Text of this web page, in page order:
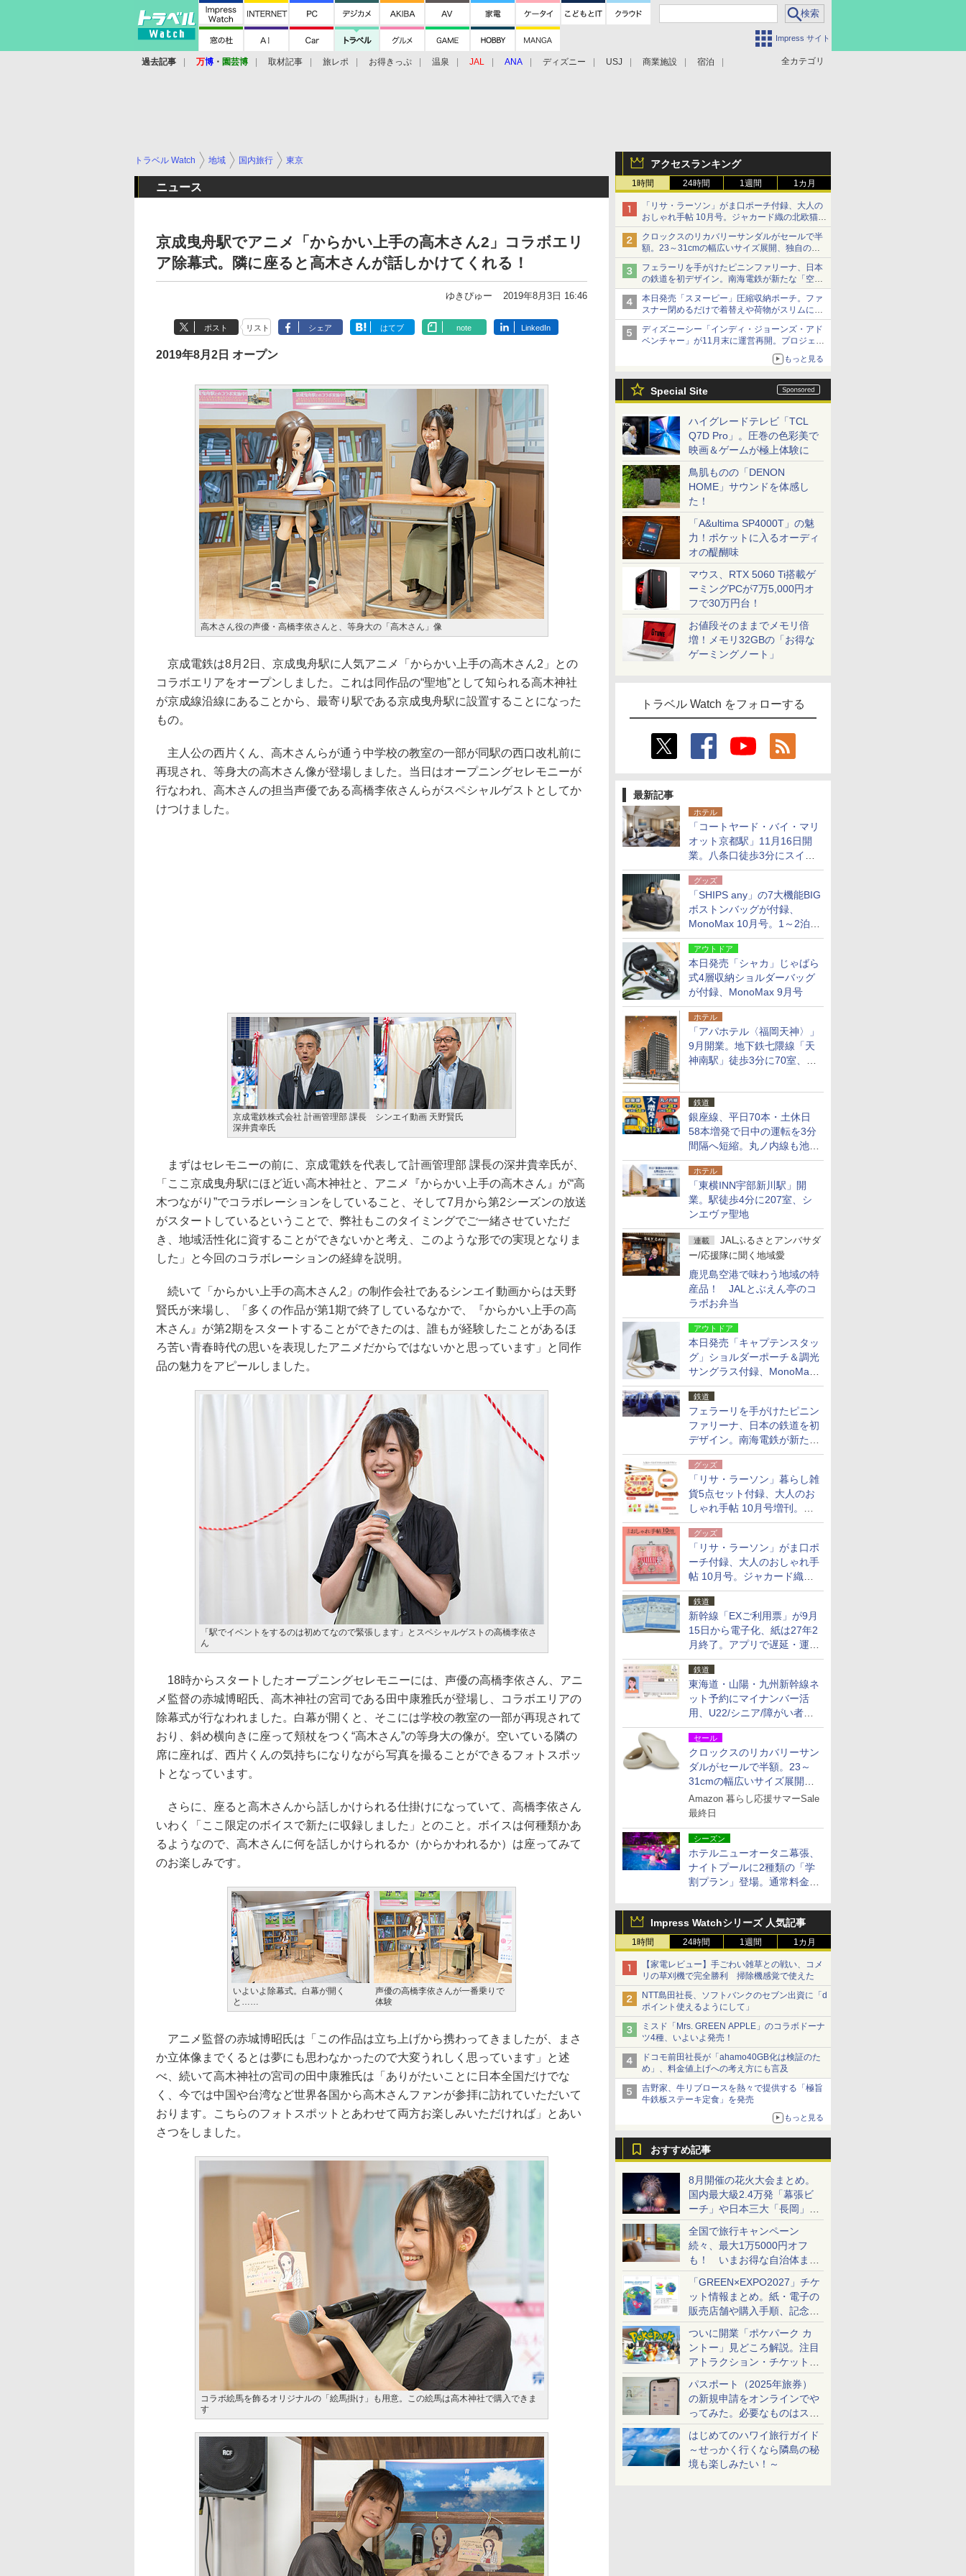
Impress サイト
全カテゴリ
過去記事 万博 ・ 園芸博 取材記事 旅レポ お得きっぷ 温泉 JAL ANA ディズニー USJ 商業施設 宿泊
アクセスランキング
1時間 24時間 1週間 1カ月
「リサ・ラーソン」がま口ポーチ付録、大人の
おしゃれ手帖 10月号。ジャカード織の北欧猫デ
ザイン
クロックスのリカバリーサンダルがセールで半
額。23～31cmの幅広いサイズ展開、独自のク
ッション素材を採用
フェラーリを手がけたピニンファリーナ、日本
の鉄道を初デザイン。南海電鉄が新たな「空港
特急」をなにわ筋線へ導入
本日発売「スヌーピー」圧縮収納ポーチ。ファ
スナー閉めるだけで着替えや荷物がスリムにま
とまる
ディズニーシー「インディ・ジョーンズ・アド
ベンチャー」が11月末に運営再開。プロジェク
ションマッピングを追加、DPAは1500円
もっと見る
Special Site
ハイグレードテレビ「TCL
Q7D Pro」。圧巻の色彩美で
映画＆ゲームが極上体験に
鳥肌ものの「DENON
HOME」サウンドを体感し
た！
「A&ultima SP4000T」の魅
力！ポケットに入るオーディ
オの醍醐味
マウス、RTX 5060 Ti搭載ゲ
ーミングPCが7万5,000円オ
フで30万円台！
お値段そのままでメモリ倍
増！メモリ32GBの「お得な
ゲーミングノート」
トラベル Watch をフォローする
最新記事
ホテル
「コートヤード・バイ・マリ
オット京都駅」11月16日開
業。八条口徒歩3分にスイー
ト含む全270室、ダイニング
も併設
グッズ
「SHIPS any」の7大機能BIG
ボストンバッグが付録、
MonoMax 10月号。1～2泊の
荷物、キャリーオンも可能
アウトドア
本日発売「シャカ」じゃばら
式4層収納ショルダーバッグ
が付録、MonoMax 9月号
ホテル
「アパホテル〈福岡天神〉」
9月開業。地下鉄七隈線「天
神南駅」徒歩3分に70室、エ
鉄道
銀座線、平日70本・土休日
58本増発で日中の運転を3分
間隔へ短縮。丸ノ内線も池袋
～中野坂上を4分間隔に
ホテル
「東横INN宇部新川駅」開
業。駅徒歩4分に207室、シ
ンエヴァ聖地
連載
JALふるさとアンバサダ
ー/応援隊に聞く地域愛
鹿児島空港で味わう地域の特
産品！ JALとぶえん亭のコ
ラボお弁当
アウトドア
本日発売「キャプテンスタッ
グ」ショルダーポーチ＆調光
サングラス付録、MonoMax
9月号増刊
鉄道
フェラーリを手がけたピニン
ファリーナ、日本の鉄道を初
デザイン。南海電鉄が新たな
「空港特急」をなにわ筋線へ
導入
グッズ
「リサ・ラーソン」暮らし雑
貨5点セット付録、大人のお
しゃれ手帖 10月号増刊。
USBケーブルや缶ケースなど
グッズ
「リサ・ラーソン」がま口ポ
ーチ付録、大人のおしゃれ手
帖 10月号。ジャカード織の
北欧猫デザイン
鉄道
新幹線「EXご利用票」が9月
15日から電子化、紙は27年2
月終了。アプリで遅延・運休
も確認可能に
鉄道
東海道・山陽・九州新幹線ネ
ット予約にマイナンバー活
用、U22/シニア/障がい者割
を9月15日から発売
セール
クロックスのリカバリーサン
ダルがセールで半額。23～
31cmの幅広いサイズ展開、
独自のクッション素材を採用
Amazon 暮らし応援サマーSale
最終日
シーズン
ホテルニューオータニ幕張、
ナイトプールに2種類の「学
割プラン」登場。通常料金の
Impress Watchシリーズ 人気記事
1時間 24時間 1週間 1カ月
【家電レビュー】手ごわい雑草との戦い、コメ
リの草刈機で完全勝利 掃除機感覚で使えた
NTT島田社長、ソフトバンクのセブン出資に「d
ポイント使えるようにして」
ミスド「Mrs. GREEN APPLE」のコラボドーナ
ツ4種、いよいよ発売！
ドコモ前田社長が「ahamo40GB化は検証のた
め」、料金値上げへの考え方にも言及
吉野家、牛リブロースを熱々で提供する「極旨
牛鉄板ステーキ定食」を発売
もっと見る
おすすめ記事
8月開催の花火大会まとめ。
国内最大級2.4万発「幕張ビ
ーチ」や日本三大「長岡」な
ど大型イベント目白押し！
全国で旅行キャンペーン
続々、最大1万5000円オフ
も！ いまお得な自治体まと
め
「GREEN×EXPO2027」チケ
ット情報まとめ。紙・電子の
販売店舗や購入手順、記念チ
ケットも解説
ついに開業「ポケパーク カ
ントー」見どころ解説。注目
アトラクション・チケット手
配・来場前に必要な準備は？
パスポート（2025年旅券）
の新規申請をオンラインでや
ってみた。必要なものはスマ
ホとマイナカードのみ
はじめてのハワイ旅行ガイド
～せっかく行くなら隣島の秘
境も楽しみたい！～
トラベル Watch 地域 国内旅行 東京
ニュース
京成曳舟駅でアニメ「からかい上手の高木さん2」コラボエリ
ア除幕式。隣に座ると高木さんが話しかけてくれる！
ゆきぴゅー 2019年8月3日 16:46
ポスト リスト シェア はてブ note LinkedIn
2019年8月2日 オープン
高木さん役の声優・高橋李依さんと、等身大の「高木さん」像
京成電鉄は8月2日、京成曳舟駅に人気アニメ「からかい上手の高木さん2」との
コラボエリアをオープンしました。これは同作品の“聖地”として知られる高木神社
が京成線沿線にあることから、最寄り駅である京成曳舟駅に設置することになった
もの。
主人公の西片くん、高木さんらが通う中学校の教室の一部が同駅の西口改札前に
再現され、等身大の高木さん像が登場しました。当日はオープニングセレモニーが
行なわれ、高木さんの担当声優である高橋李依さんらがスペシャルゲストとしてか
けつけました。
京成電鉄株式会社 計画管理部 課長
深井貴幸氏
シンエイ動画 天野賢氏
まずはセレモニーの前に、京成電鉄を代表して計画管理部 課長の深井貴幸氏が、
「ここ京成曳舟駅にほど近い高木神社と、アニメ『からかい上手の高木さん』が“高
木つながり”でコラボレーションをしていること、そして7月から第2シーズンの放送
がスタートしているということで、弊社もこのタイミングでご一緒させていただ
き、地域活性化に資することができないかと考え、このような形での実現となりま
した」と今回のコラボレーションの経緯を説明。
続いて「からかい上手の高木さん2」の制作会社であるシンエイ動画からは天野
賢氏が来場し、「多くの作品が第1期で終了しているなかで、『からかい上手の高
木さん』が第2期をスタートすることができたのは、誰もが経験したことがあるほ
ろ苦い青春時代の思いを表現したアニメだからではないかと思っています」と同作
品の魅力をアピールしました。
「駅でイベントをするのは初めてなので緊張します」とスペシャルゲストの高橋李依さ
ん
18時からスタートしたオープニングセレモニーには、声優の高橋李依さん、アニ
メ監督の赤城博昭氏、高木神社の宮司である田中康雅氏が登場し、コラボエリアの
除幕式が行なわれました。白幕が開くと、そこには学校の教室の一部が再現されて
おり、斜め横向きに座って頬杖をつく“高木さん”の等身大の像が。空いている隣の
席に座れば、西片くんの気持ちになりながら写真を撮ることができるフォトスポッ
トとなっています。
さらに、座ると高木さんから話しかけられる仕掛けになっていて、高橋李依さん
いわく「ここ限定のボイスで新たに収録しました」とのこと。ボイスは何種類かあ
るようなので、高木さんに何を話しかけられるか（からかわれるか）は座ってみて
のお楽しみです。
いよいよ除幕式。白幕が開く
と……
声優の高橋李依さんが一番乗りで
体験
アニメ監督の赤城博昭氏は「この作品は立ち上げから携わってきましたが、まさ
か立体像までくるとは夢にも思わなかったので大変うれしく思っています」と述
べ、続いて高木神社の宮司の田中康雅氏は「ありがたいことに日本全国だけでな
く、今では中国や台湾など世界各国から高木さんファンが参拝に訪れていただいて
おります。こちらのフォトスポットとあわせて両方お楽しみいただければ」とあい
さつをしました。
コラボ絵馬を飾るオリジナルの「絵馬掛け」も用意。この絵馬は高木神社で購入できま
す